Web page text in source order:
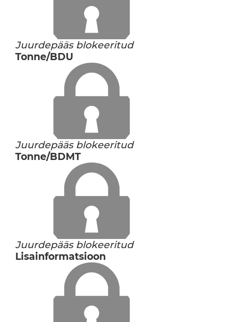
Juurdepääs blokeeritud
Tonne/BDU
Juurdepääs blokeeritud
Tonne/BDMT
Juurdepääs blokeeritud
Lisainformatsioon